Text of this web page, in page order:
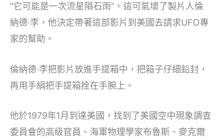
“它可能是一次流星隕石雨”。這可氣壞了製片人倫
納德·李，他決定帶著這部影片到美國去請求UFO專
家的幫助。
倫納德·李把影片放進手提箱中，把箱子仔細鉛封，
再用手絹把手提箱拴在手腕上。
他於1979年1月到達美國，找到了美國空中現象調查
委員會的高級官員、海軍物理學家布魯斯、麥克爾